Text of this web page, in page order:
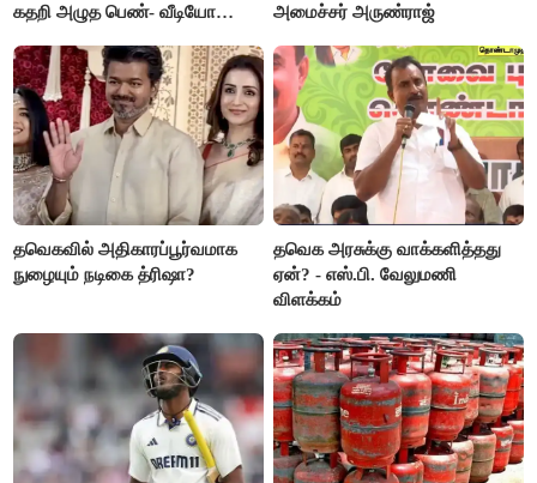
கதறி அழுத பெண்- வீடியோ
அமைச்சர் அருண்ராஜ்
தவெகவில் அதிகாரப்பூர்வமாக
நுழையும் நடிகை த்ரிஷா?
தவெக அரசுக்கு வாக்களித்தது
ஏன்? - எஸ்.பி. வேலுமணி
விளக்கம்